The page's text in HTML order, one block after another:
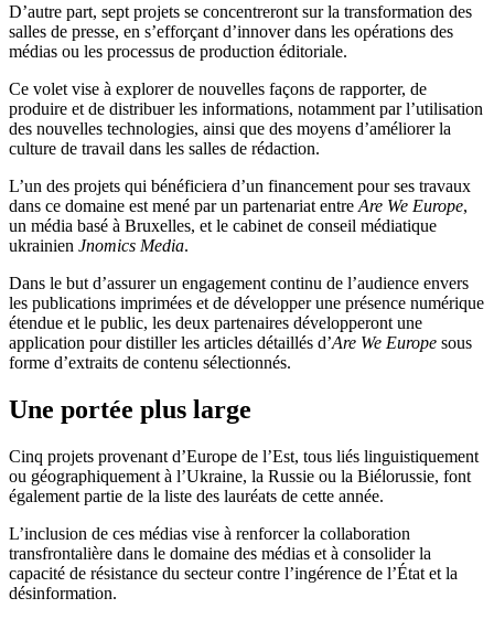
D’autre part, sept projets se concentreront sur la transformation des
salles de presse, en s’efforçant d’innover dans les opérations des
médias ou les processus de production éditoriale.
Ce volet vise à explorer de nouvelles façons de rapporter, de
produire et de distribuer les informations, notamment par l’utilisation
des nouvelles technologies, ainsi que des moyens d’améliorer la
culture de travail dans les salles de rédaction.
L’un des projets qui bénéficiera d’un financement pour ses travaux
dans ce domaine est mené par un partenariat entre Are We Europe,
un média basé à Bruxelles, et le cabinet de conseil médiatique
ukrainien Jnomics Media.
Dans le but d’assurer un engagement continu de l’audience envers
les publications imprimées et de développer une présence numérique
étendue et le public, les deux partenaires développeront une
application pour distiller les articles détaillés d’Are We Europe sous
forme d’extraits de contenu sélectionnés.
Une portée plus large
Cinq projets provenant d’Europe de l’Est, tous liés linguistiquement
ou géographiquement à l’Ukraine, la Russie ou la Biélorussie, font
également partie de la liste des lauréats de cette année.
L’inclusion de ces médias vise à renforcer la collaboration
transfrontalière dans le domaine des médias et à consolider la
capacité de résistance du secteur contre l’ingérence de l’État et la
désinformation.